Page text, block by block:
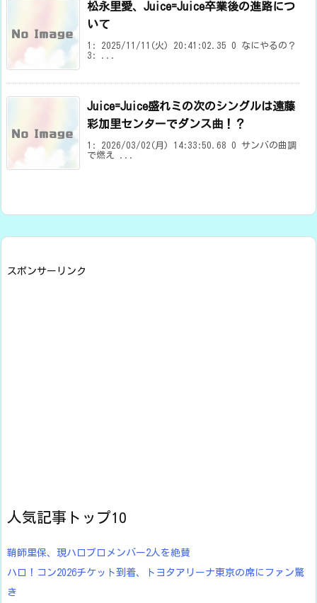
松永里愛、Juice=Juice卒業後の進路につ
いて
1: 2025/11/11(火) 20:41:02.35 0 なにやるの？
3: ...
Juice=Juice盛れミの次のシングルは遠藤
彩加里センターでダンス曲！？
1: 2026/03/02(月) 14:33:50.68 0 サンバの曲調
で燃え ...
スポンサーリンク
人気記事トップ10
鞘師里保、現ハロプロメンバー2人を絶賛
ハロ！コン2026チケット到着、トヨタアリーナ東京の席にファン驚
き